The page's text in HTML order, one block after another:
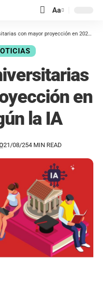
Aa
con mayor proyección en 2025, según la IA
en
la IA
21/08/254 MIN READ